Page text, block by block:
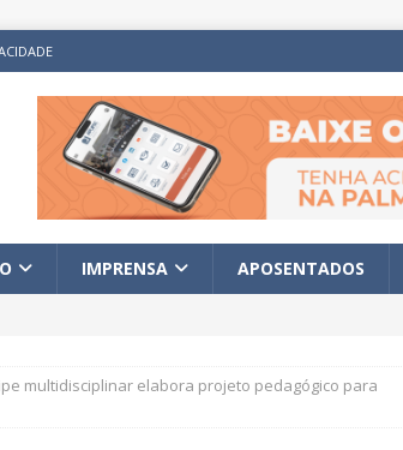
IMPRENSA APOSENTADOS
multidisciplinar elabora projeto pedagógico para